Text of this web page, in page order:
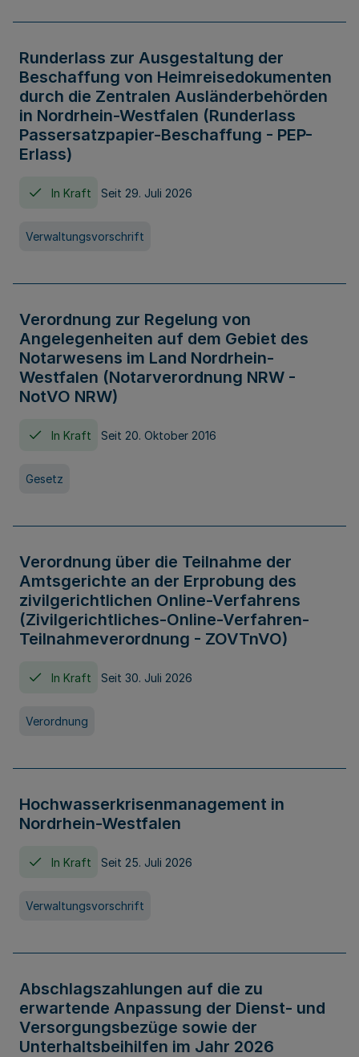
Runderlass zur Ausgestaltung der
Beschaffung von Heimreisedokumenten
durch die Zentralen Ausländerbehörden
in Nordrhein-Westfalen (Runderlass
Passersatzpapier-Beschaffung - PEP-
Erlass)
In Kraft Seit 29. Juli 2026
Verwaltungsvorschrift
Verordnung zur Regelung von
Angelegenheiten auf dem Gebiet des
Notarwesens im Land Nordrhein-
Westfalen (Notarverordnung NRW -
NotVO NRW)
In Kraft Seit 20. Oktober 2016
Gesetz
Verordnung über die Teilnahme der
Amtsgerichte an der Erprobung des
zivilgerichtlichen Online-Verfahrens
(Zivilgerichtliches-Online-Verfahren-
Teilnahmeverordnung - ZOVTnVO)
In Kraft Seit 30. Juli 2026
Verordnung
Hochwasserkrisenmanagement in
Nordrhein-Westfalen
In Kraft Seit 25. Juli 2026
Verwaltungsvorschrift
Abschlagszahlungen auf die zu
erwartende Anpassung der Dienst- und
Versorgungsbezüge sowie der
Unterhaltsbeihilfen im Jahr 2026